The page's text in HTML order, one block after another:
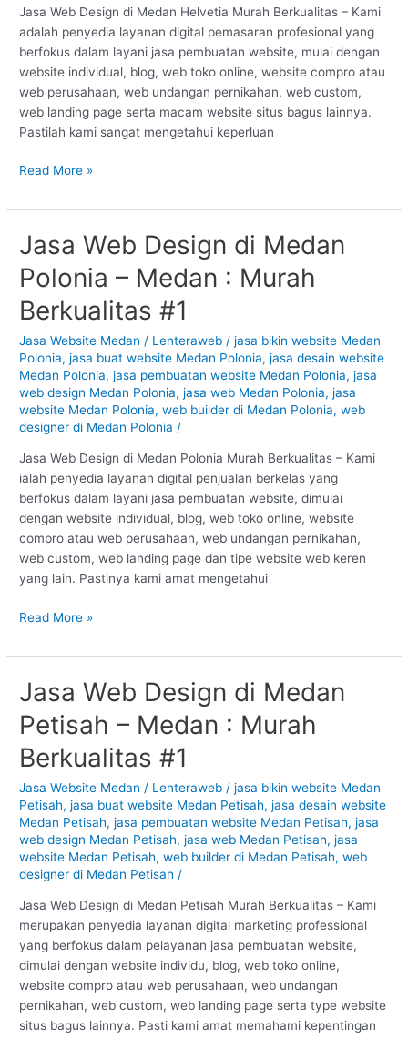
Jasa Web Design di Medan Helvetia Murah Berkualitas – Kami
adalah penyedia layanan digital pemasaran profesional yang
berfokus dalam layani jasa pembuatan website, mulai dengan
website individual, blog, web toko online, website compro atau
web perusahaan, web undangan pernikahan, web custom,
web landing page serta macam website situs bagus lainnya.
Pastilah kami sangat mengetahui keperluan
#1
Read More »
Jasa Web Design di Medan
Polonia – Medan : Murah
Berkualitas #1
Jasa Website Medan / Lenteraweb /jasa bikin website Medan
Polonia,jasa buat website Medan Polonia,jasa desain website
Medan Polonia,jasa pembuatan website Medan Polonia,jasa
web design Medan Polonia,jasa web Medan Polonia,jasa
website Medan Polonia,web builder di Medan Polonia,web
designer di Medan Polonia /
Jasa Web Design di Medan Polonia Murah Berkualitas – Kami
ialah penyedia layanan digital penjualan berkelas yang
berfokus dalam layani jasa pembuatan website, dimulai
dengan website individual, blog, web toko online, website
compro atau web perusahaan, web undangan pernikahan,
web custom, web landing page dan tipe website web keren
yang lain. Pastinya kami amat mengetahui
Jasa
Web
Design
di
Medan
Polonia
–
Medan
:
Murah
Berkualitas
#1
Read More »
Jasa Web Design di Medan
Petisah – Medan : Murah
Berkualitas #1
Jasa Website Medan / Lenteraweb /jasa bikin website Medan
Petisah,jasa buat website Medan Petisah,jasa desain website
Medan Petisah,jasa pembuatan website Medan Petisah,jasa
web design Medan Petisah,jasa web Medan Petisah,jasa
website Medan Petisah,web builder di Medan Petisah,web
designer di Medan Petisah /
Jasa Web Design di Medan Petisah Murah Berkualitas – Kami
merupakan penyedia layanan digital marketing professional
yang berfokus dalam pelayanan jasa pembuatan website,
dimulai dengan website individu, blog, web toko online,
website compro atau web perusahaan, web undangan
pernikahan, web custom, web landing page serta type website
situs bagus lainnya. Pasti kami amat memahami kepentingan
Jasa
Web
Design
di
Medan
Petisah
–
Medan
:
Murah
Berkualitas
#1